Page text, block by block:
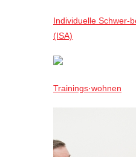
Individuelle Schwer-
(ISA)
Trainings·wohnen